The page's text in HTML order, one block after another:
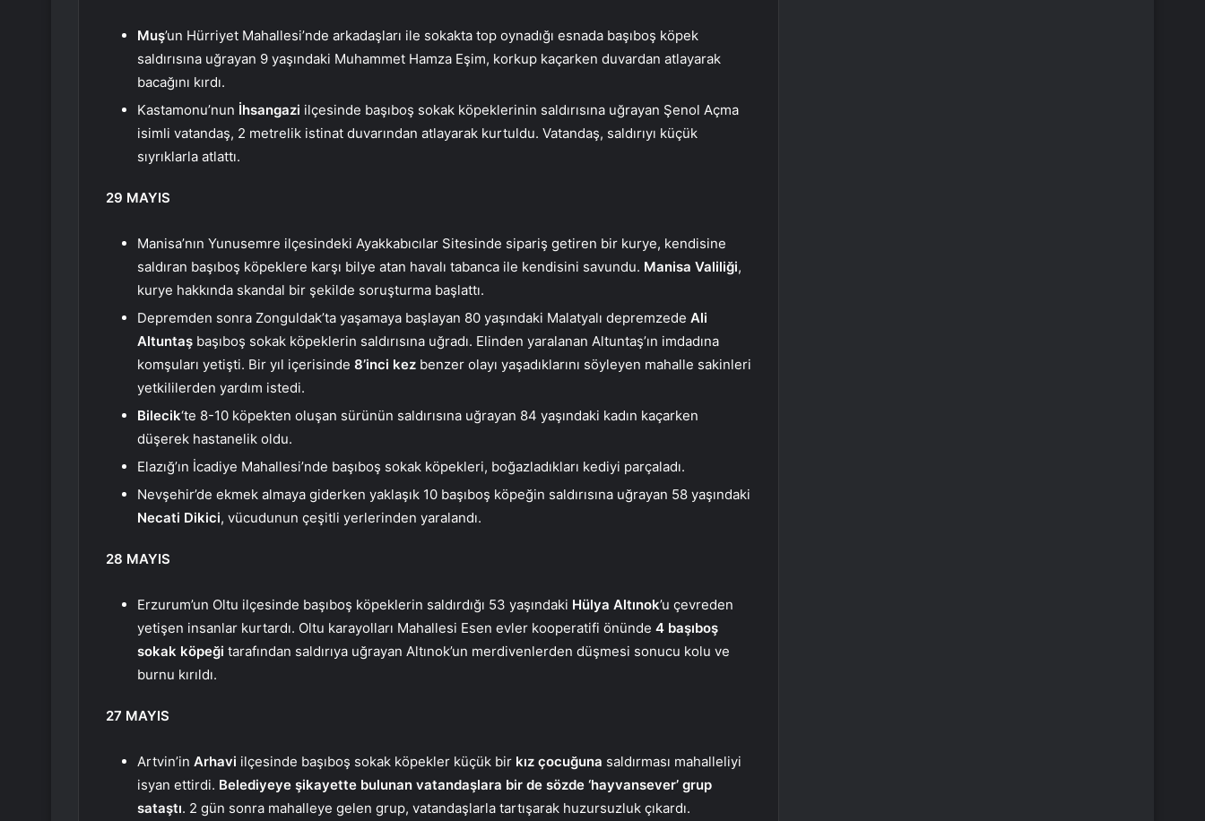
Muş’un Hürriyet Mahallesi’nde arkadaşları ile sokakta top oynadığı esnada başıboş köpek
saldırısına uğrayan 9 yaşındaki Muhammet Hamza Eşim, korkup kaçarken duvardan atlayarak
bacağını kırdı.
Kastamonu’nun İhsangazi ilçesinde başıboş sokak köpeklerinin saldırısına uğrayan Şenol Açma
isimli vatandaş, 2 metrelik istinat duvarından atlayarak kurtuldu. Vatandaş, saldırıyı küçük
sıyrıklarla atlattı.
29 MAYIS
Manisa’nın Yunusemre ilçesindeki Ayakkabıcılar Sitesinde sipariş getiren bir kurye, kendisine
saldıran başıboş köpeklere karşı bilye atan havalı tabanca ile kendisini savundu. Manisa Valiliği,
kurye hakkında skandal bir şekilde soruşturma başlattı.
Depremden sonra Zonguldak’ta yaşamaya başlayan 80 yaşındaki Malatyalı depremzede Ali
Altuntaş başıboş sokak köpeklerin saldırısına uğradı. Elinden yaralanan Altuntaş’ın imdadına
komşuları yetişti. Bir yıl içerisinde 8’inci kez benzer olayı yaşadıklarını söyleyen mahalle sakinleri
yetkililerden yardım istedi.
Bilecik‘te 8-10 köpekten oluşan sürünün saldırısına uğrayan 84 yaşındaki kadın kaçarken
düşerek hastanelik oldu.
Elazığ’ın İcadiye Mahallesi’nde başıboş sokak köpekleri, boğazladıkları kediyi parçaladı.
Nevşehir’de ekmek almaya giderken yaklaşık 10 başıboş köpeğin saldırısına uğrayan 58 yaşındaki
Necati Dikici, vücudunun çeşitli yerlerinden yaralandı.
28 MAYIS
Erzurum’un Oltu ilçesinde başıboş köpeklerin saldırdığı 53 yaşındaki Hülya Altınok’u çevreden
yetişen insanlar kurtardı. Oltu karayolları Mahallesi Esen evler kooperatifi önünde 4 başıboş
sokak köpeği tarafından saldırıya uğrayan Altınok’un merdivenlerden düşmesi sonucu kolu ve
burnu kırıldı.
27 MAYIS
Artvin’in Arhavi ilçesinde başıboş sokak köpekler küçük bir kız çocuğuna saldırması mahalleliyi
isyan ettirdi. Belediyeye şikayette bulunan vatandaşlara bir de sözde ‘hayvansever’ grup
sataştı. 2 gün sonra mahalleye gelen grup, vatandaşlarla tartışarak huzursuzluk çıkardı.